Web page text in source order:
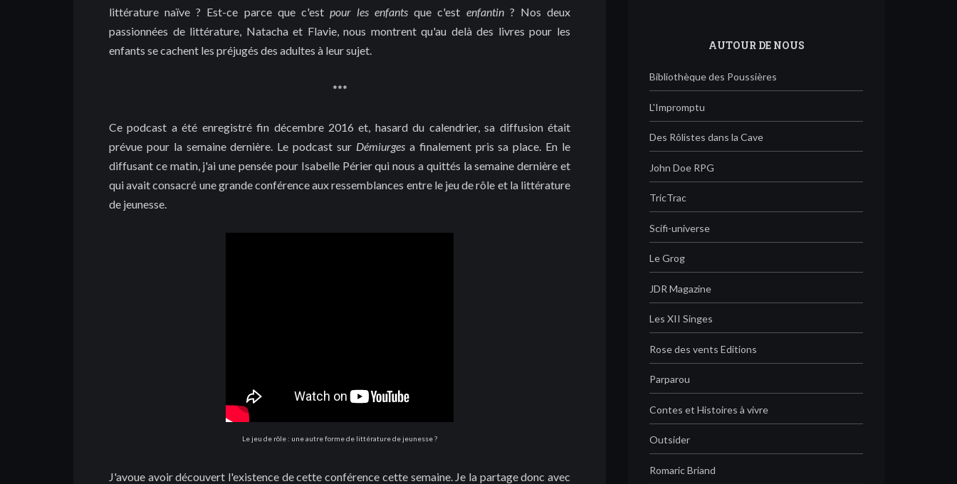
littérature naïve ? Est-ce parce que c'est pour les enfants que c'est enfantin? Nos deux
passionnées de littérature, Natacha et Flavie, nous montrent qu'au delà des livres pour les
enfants se cachent les préjugés des adultes à leur sujet.
***
Ce podcast a été enregistré fin décembre 2016 et, hasard du calendrier, sa diffusion était
prévue pour la semaine dernière. Le podcast sur Démiurgesa finalement pris sa place. En le
diffusant ce matin, j'ai une pensée pour Isabelle Périer qui nous a quittés la semaine dernière et
qui avait consacré une grande conférence aux ressemblances entre le jeu de rôle et la littérature
de jeunesse.
Le jeu de rôle : une autre forme de littérature de jeunesse ?
J'avoue avoir découvert l'existence de cette conférence cette semaine. Je la partage donc avec
AUTOUR DE NOUS
Bibliothèque des Poussières
L'Impromptu
Des Rôlistes dans la Cave
John Doe RPG
TricTrac
Scifi-universe
Le Grog
JDR Magazine
Les XII Singes
Rose des vents Editions
Parparou
Contes et Histoires à vivre
Outsider
Romaric Briand